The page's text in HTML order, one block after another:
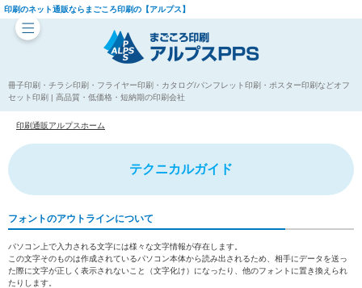
印刷のネット通販ならまごころ印刷の【アルプス】
冊子印刷・チラシ印刷・フライヤー印刷・カタログ/パンフレット印刷・ポスター印刷などオフ
セット印刷 | 高品質・低価格・短納期の印刷会社
印刷通販アルプスホーム
テクニカルガイド
フォントのアウトラインについて
パソコン上で入力される文字には様々な文字情報が存在します。
この文字そのものは作成されているパソコン本体から読み出されるため、相手にデータを送っ
た際に文字が正しく表示されないこと（文字化け）になったり、他のフォントに置き換えられ
たりします。